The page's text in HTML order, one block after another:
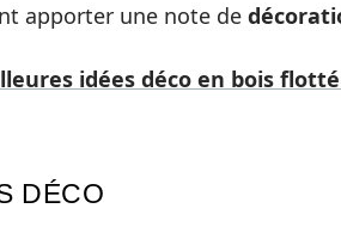
apporter une note de
idées déco en bois
DÉCO